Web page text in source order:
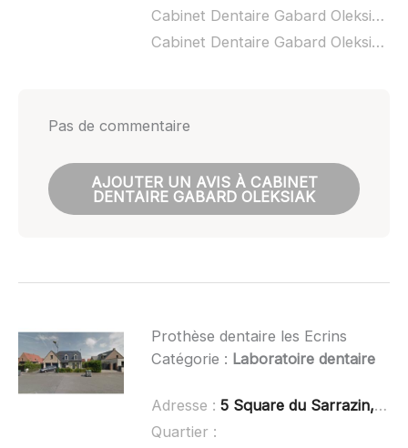
Cabinet Dentaire Gabard Oleksiak à domicile :
Cabinet Dentaire Gabard Oleksiak ouvert dimanche :
Pas de commentaire
AJOUTER UN AVIS À CABINET
DENTAIRE GABARD OLEKSIAK
Prothèse dentaire les Ecrins
Catégorie : Laboratoire dentaire
Adresse : 5 Square du Sarrazin, 59960 Neuville-en-Ferrain
Quartier :